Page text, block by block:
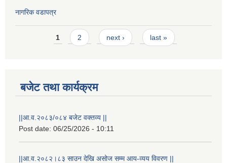
नागरिक वडापत्र
Pages1 2 next › last »
बजेट तथा कार्यक्रम
||आ.व.२०८३/०८४ बजेट वक्तव्य ||
Post date: 06/25/2026 - 10:11
||आ.व.२०८२।८३ साउन देखि असोज सम्म आय-व्यय विवरण ||